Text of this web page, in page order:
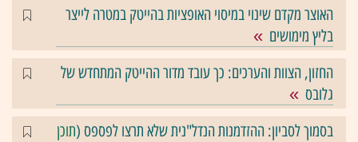
האוצר מקדם שינוי במיסוי האופציות בהייטק במטרה לייצר
בליץ מימושים
החזון, הצוות והערכים: כך עובד מדור ההייטק המתחדש של
גלובס
בסמוך לסביון: ההזדמנות הנדל"נית שלא תרצו לפספס (תוכן